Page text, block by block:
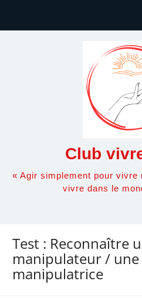
Club
« Agir simplement pour vivre
vivre dans le
Test : Reconnaître
manipulateur / une
manipulatrice